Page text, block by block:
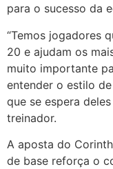
para o sucesso da
“Temos jogadores
20 e ajudam os
muito importante
entender o estilo
que se espera
treinador.
A aposta do
de base reforça o